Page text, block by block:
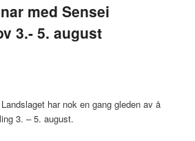
med Sensei
3.- 5. august
har nok en gang gleden av å
3. – 5. august.